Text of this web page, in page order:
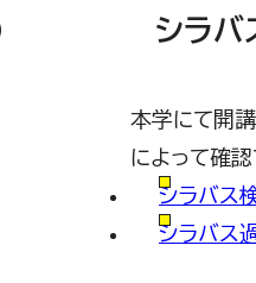
シラバ
本学にて開
によって確認
シラバス
シラバス